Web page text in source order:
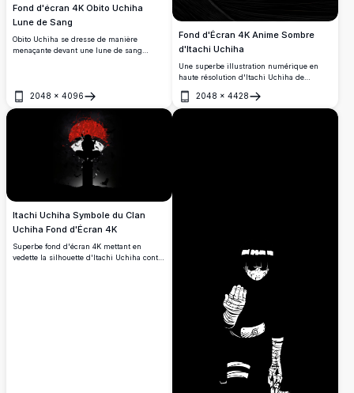
Fond d'écran 4K Obito Uchiha
Lune de Sang
Obito Uchiha se dresse de manière
menaçante devant une lune de sang
4K sombre et atmosphérique, parfait pour
les fans de Naruto.
2048 × 4096
Ouvrir
Fond d'Écran 4K Anime Sombre
d'Itachi Uchiha
Une superbe illustration numérique en
haute résolution d'Itachi Uchiha de
dramatiques, un travail de lignes détaillé
et un fond rouge cramoisi saisissant.
2048 × 4428
Ouvrir
Itachi Uchiha Symbole du Clan
Uchiha Fond d'Écran 4K
Superbe fond d'écran 4K mettant en
vedette la silhouette d'Itachi Uchiha contre